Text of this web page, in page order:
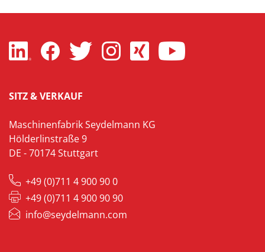
SITZ & VERKAUF
Maschinenfabrik Seydelmann KG
Hölderlinstraße 9
DE - 70174 Stuttgart
+49 (0)711 4 900 90 0
+49 (0)711 4 900 90 90
info@seydelmann.com